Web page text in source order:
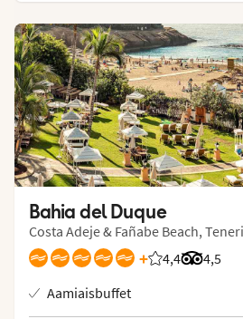
Bahia del Duque
Costa Adeje & Fañabe Beach,
+ 4,4 4,5
Aamiaisbuffet